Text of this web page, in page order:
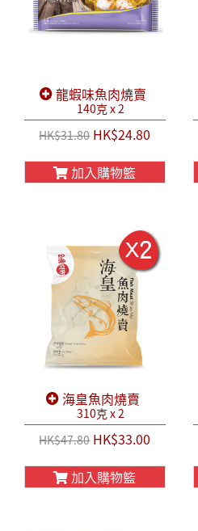
龍蝦味魚肉燒賣
140克 x 2
HK$31.80HK$24.80
加入購物籃
海皇魚肉燒賣
310克 x 2
HK$47.80HK$33.00
加入購物籃